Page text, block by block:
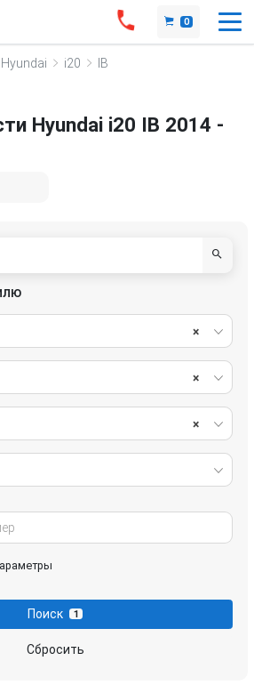
0
Hyundai i20 IB
Hyundai i20 IB 2014 -
×
×
×
Поиск 1
Сбросить